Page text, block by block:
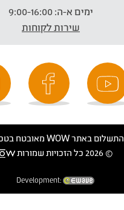
ימים א-ה:
שירות לקוחות
התשלום באתר WOW מאובטח בטכנולוגית SSL
© 2026 כל הזכויות שמורות
Development: